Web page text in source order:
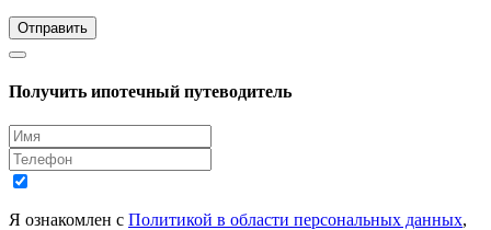
Отправить
Получить ипотечный путеводитель
Я ознакомлен с Политикой в области персональных данных,